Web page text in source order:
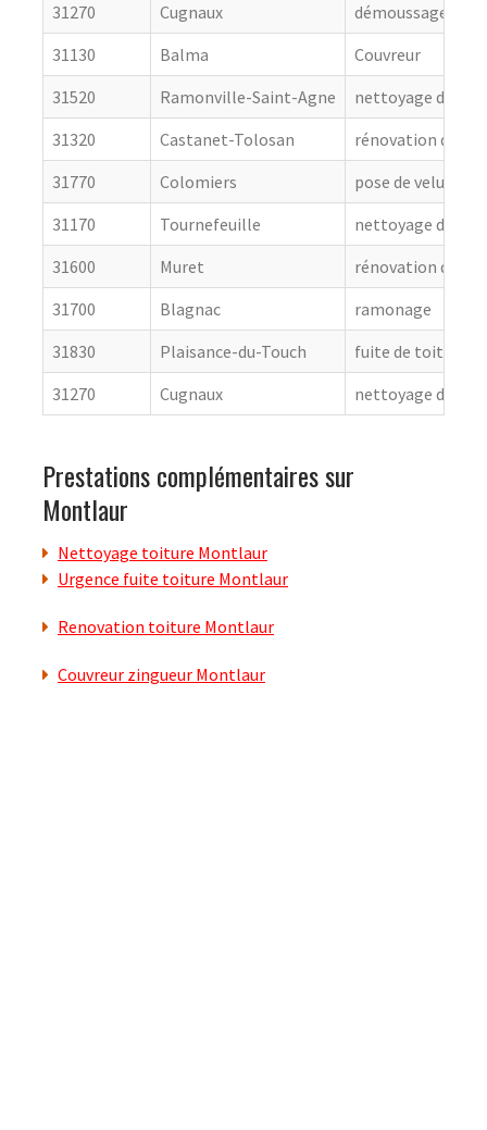
31270
Cugnaux
démoussage de
31130
Balma
Couvreur
31520
Ramonville-Saint-Agne
nettoyage de
31320
Castanet-Tolosan
rénovation de
31770
Colomiers
pose de velux
31170
Tournefeuille
nettoyage de
31600
Muret
rénovation de
31700
Blagnac
ramonage
31830
Plaisance-du-Touch
fuite de toiture
31270
Cugnaux nettoyage de
Prestations complémentaires sur
Montlaur
Nettoyage toiture Montlaur
Urgence fuite toiture Montlaur
Renovation toiture Montlaur
Couvreur zingueur Montlaur